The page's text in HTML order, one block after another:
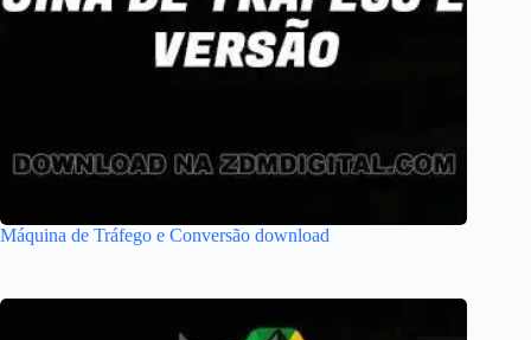
Máquina de Tráfego e Conversão download